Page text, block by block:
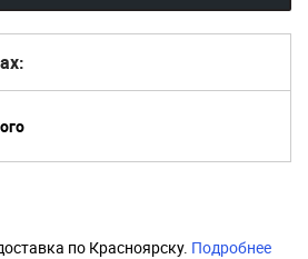
по Красноярску. Подробнее